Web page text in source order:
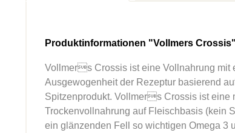
Produktinformationen "Vollmers Crossis"
Vollmers Crossis ist eine Vollnahrung mit
Ausgewogenheit der Rezeptur basierend
Spitzenprodukt. Vollmers Crossis ist
Trockenvollnahrung auf Fleischbasis (kein
ein glänzenden Fell so wichtigen Omega 3